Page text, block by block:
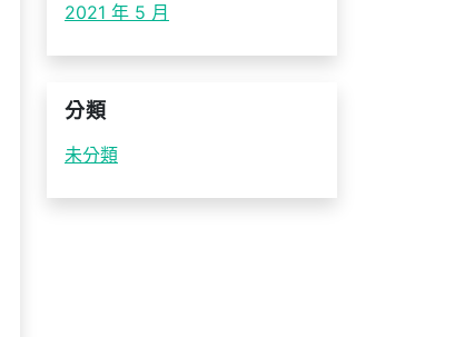
2021 年 5 月
分類
未分類